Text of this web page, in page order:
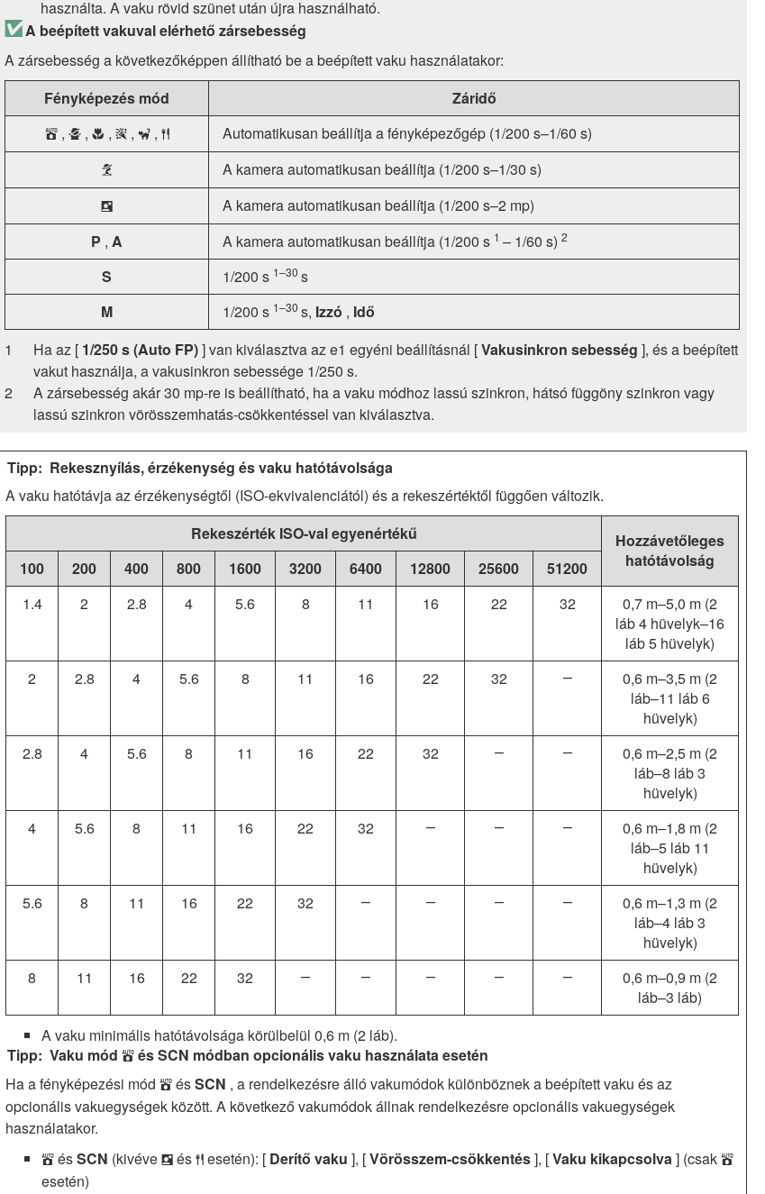
használta. A vaku rövid szünet után újra használható.
A beépített vakuval elérhető zársebesség
A zársebesség a következőképpen állítható be a beépített vaku használatakor:
Fényképezés mód
Záridő
b , p , n , s , f , 0 Automatikusan beállítja a fényképezőgép (1/200 s–1/60 s)
k A kamera automatikusan beállítja (1/200 s–1/30 s)
o
A kamera automatikusan beállítja (1/200 s–2 mp)
P , A A kamera automatikusan beállítja (1/200 s 1 – 1/60 s) 2
S 1/200 s 1–30 s
M
1/200 s 1–30 s, Izzó , Idő
Ha az [ 1/250 s (Auto FP)] van kiválasztva az e1 egyéni beállításnál [Vakusinkron sebesség ], és a beépített
vakut használja, a vakusinkron sebessége 1/250 s.
A zársebesség akár 30 mp-re is beállítható, ha a vaku módhoz lassú szinkron, hátsó függöny szinkron vagy
lassú szinkron vörösszemhatás-csökkentéssel van kiválasztva.
Rekesznyílás, érzékenység és vaku hatótávolsága
A vaku hatótávja az érzékenységtől (ISO-ekvivalenciától) és a rekeszértéktől függően változik.
Rekeszérték ISO-val egyenértékű
Hozzávetőleges
hatótávolság
100 200 400 800 1600 3200 6400 12800 25600
51200
1.4
2 2.8 4 5.6 8 11 16 22 32 0,7 m–5,0 m (2
láb 4 hüvelyk–16
láb 5 hüvelyk)
2
2.8 4 5.6 8 11 16 22 32 ― 0,6 m–3,5 m (2
láb–11 láb 6
hüvelyk)
2.8
4 5.6 8 11 16 22 32 ― ― 0,6 m–2,5 m (2
láb–8 láb 3
hüvelyk)
4
5.6 8 11 16 22 32 ― ― ― 0,6 m–1,8 m (2
láb–5 láb 11
hüvelyk)
5.6
8 11 16 22 32 ― ― ― ― 0,6 m–1,3 m (2
láb–4 láb 3
hüvelyk)
8
11 16 22 32 ― ― ― ― ― 0,6 m–0,9 m (2
láb–3 láb)
A vaku minimális hatótávolsága körülbelül 0,6 m (2 láb).
Vaku mód b és SCN módban opcionális vaku használata esetén
Ha a fényképezési mód b ésSCN , a rendelkezésre álló vakumódok különböznek a beépített vaku és az
opcionális vakuegységek között. A következő vakumódok állnak rendelkezésre opcionális vakuegységek
használatakor.
b ésSCN (kivéve o és 0 esetén): [ Derítő vaku ], [Vörösszem-csökkentés], [Vaku kikapcsolva] (csak b
esetén)